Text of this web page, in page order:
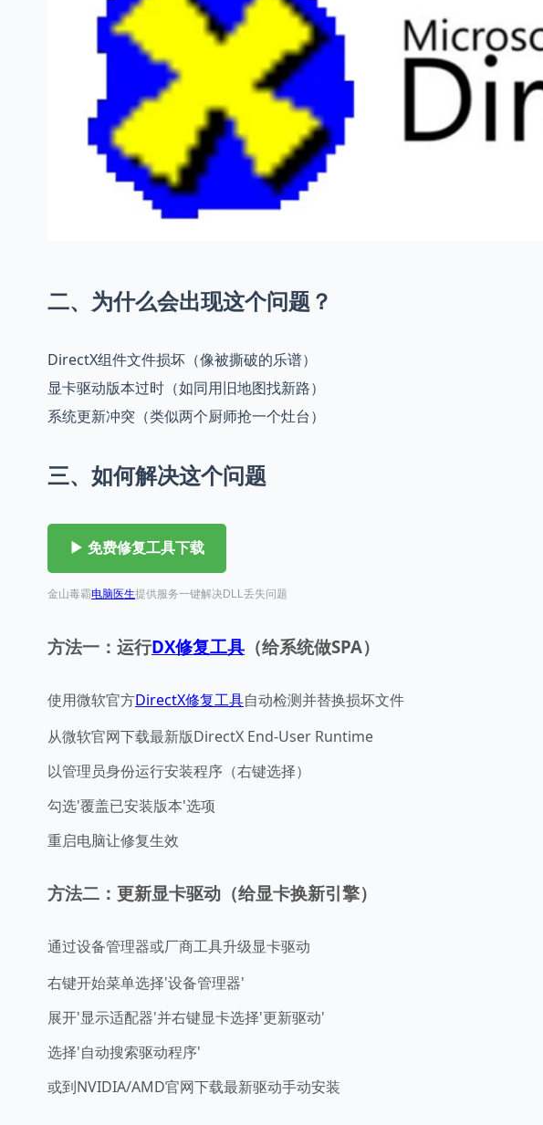
二、为什么会出现这个问题？
DirectX组件文件损坏（像被撕破的乐谱）
显卡驱动版本过时（如同用旧地图找新路）
系统更新冲突（类似两个厨师抢一个灶台）
三、如何解决这个问题
▶ 免费修复工具下载
金山毒霸电脑医生提供服务一键解决DLL丢失问题
方法一：运行DX修复工具 （给系统做SPA）
使用微软官方DirectX修复工具自动检测并替换损坏文件
从微软官网下载最新版DirectX End-User Runtime
以管理员身份运行安装程序（右键选择）
勾选'覆盖已安装版本'选项
重启电脑让修复生效
方法二：更新显卡驱动（给显卡换新引擎）
通过设备管理器或厂商工具升级显卡驱动
右键开始菜单选择'设备管理器'
展开'显示适配器'并右键显卡选择'更新驱动'
选择'自动搜索驱动程序'
或到NVIDIA/AMD官网下载最新驱动手动安装